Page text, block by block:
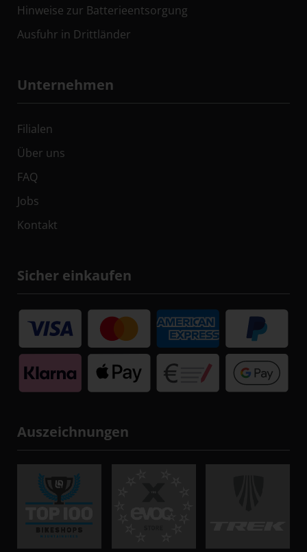
Hinweise zur Batterieentsorgung
Ausfuhr in Drittländer
Unternehmen
Filialen
Über uns
FAQ
Jobs
Kontakt
Sicher einkaufen
Auszeichnungen